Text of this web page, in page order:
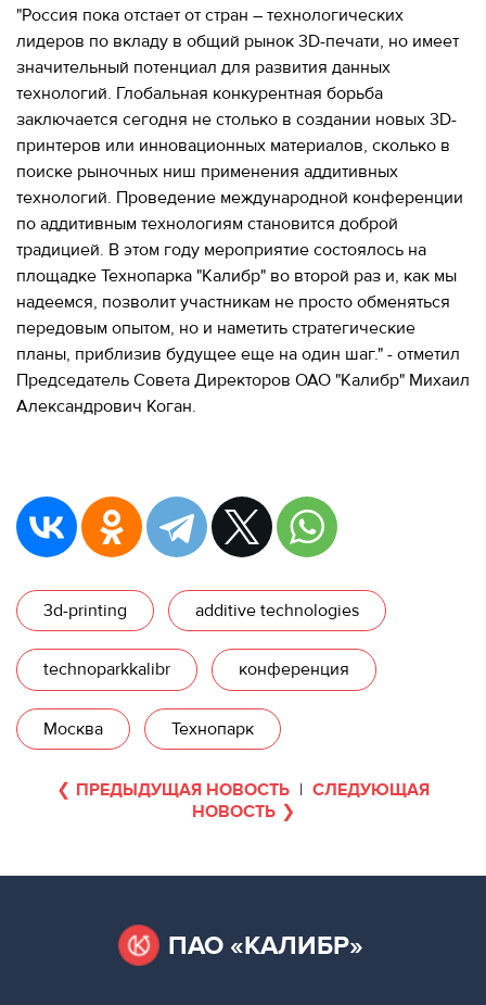
"Россия пока отстает от стран – технологических
лидеров по вкладу в общий рынок 3D-печати, но имеет
значительный потенциал для развития данных
технологий. Глобальная конкурентная борьба
заключается сегодня не столько в создании новых 3D-
принтеров или инновационных материалов, сколько в
поиске рыночных ниш применения аддитивных
технологий. Проведение международной конференции
по аддитивным технологиям становится доброй
традицией. В этом году мероприятие состоялось на
площадке Технопарка "Калибр" во второй раз и, как мы
надеемся, позволит участникам не просто обменяться
передовым опытом, но и наметить стратегические
планы, приблизив будущее еще на один шаг." - отметил
Председатель Совета Директоров ОАО "Калибр" Михаил
Александрович Коган.
3d-printing additive technologies
technoparkkalibr конференция
Москва Технопарк
ПРЕДЫДУЩАЯ НОВОСТЬ | СЛЕДУЮЩАЯ
НОВОСТЬ
ПАО «КАЛИБР»